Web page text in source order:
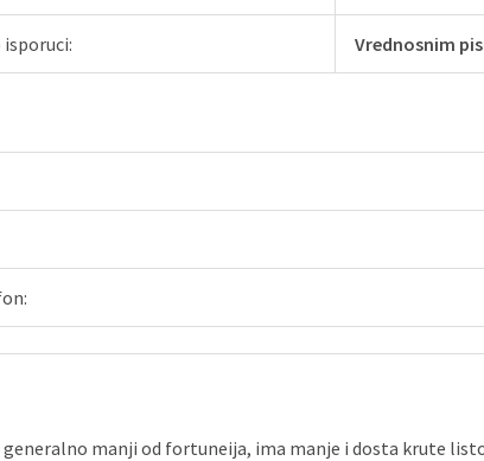
Vrednosnim
generalno manji od fortuneija, ima manje i dosta krute